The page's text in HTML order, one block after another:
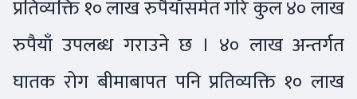
प्रतिव्यक्ति १० लाख रुपैयाँसमेत गरि कुल ४० लाख
रुपैयाँ उपलब्ध गराउने छ । ४० लाख अन्तर्गत
घातक रोग बीमाबापत पनि प्रतिव्यक्ति १० लाख